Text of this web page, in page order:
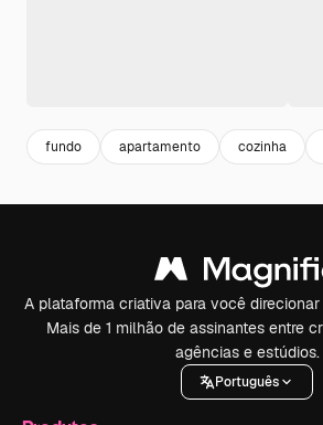
fundo apartamento cozinha
A plataforma criativa para você
Mais de 1 milhão de assinantes entre
agências e estúdios.
Português